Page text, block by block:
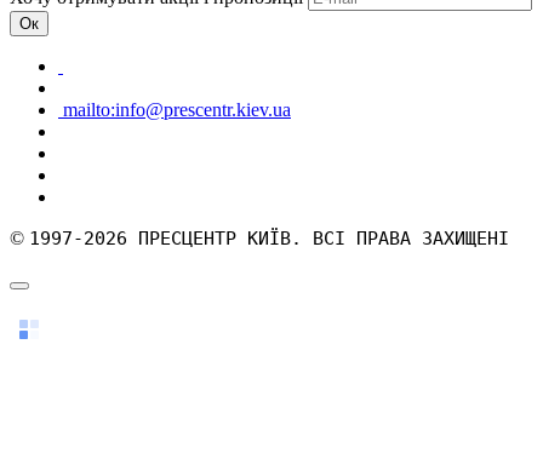
Ок
mailto:info@prescentr.kiev.ua
© 1997-2026 ПРЕСЦЕНТР КИЇВ. ВСІ ПРАВА ЗАХИЩЕНІ